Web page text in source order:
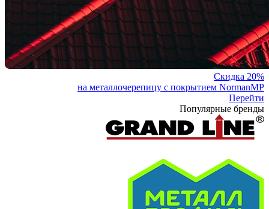
Скидка 20%
на металлочерепицу с покрытием NormanMP
Перейти
Популярные бренды